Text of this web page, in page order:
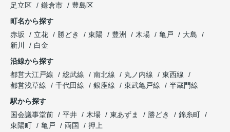
足立区
鎌倉市
豊島区
町名から探す
赤坂
立花 勝どき 東陽 豊洲 木場 亀戸
大島
新川
白金
沿線から探す
都営大江戸線
総武線 南北線 丸ノ内線
東西線
都営浅草線
千代田線 銀座線 東武亀戸線
半蔵門線
駅から探す
国会議事堂前
平井 木場 東あずま 勝どき
錦糸町
東陽町
亀戸 両国 押上